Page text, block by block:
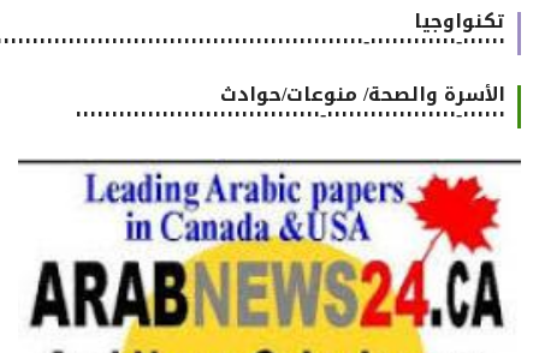
تكنواوجيا
٠٠٠٠٠٠-٠٠٠٠٠٠٠٠٠٠٠٠-٠٠٠٠٠٠٠٠٠٠٠٠٠٠٠٠٠٠٠٠٠٠٠٠٠٠٠٠٠٠٠٠٠٠٠٠٠٠٠٠٠٠٠٠٠٠٠٠٠٠٠٠٠٠
الأسرة والصحة/ منوعات/حوادث
٠٠٠٠٠٠-٠٠٠٠٠٠٠٠٠٠٠٠٠٠٠٠٠٠-٠٠٠٠٠٠٠٠٠٠٠٠٠٠٠٠٠٠٠٠٠٠٠٠٠٠٠٠٠٠٠٠٠٠